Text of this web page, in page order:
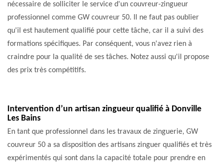
nécessaire de solliciter le service d'un couvreur-zingueur
professionnel comme GW couvreur 50. Il ne faut pas oublier
qu'il est hautement qualifié pour cette tâche, car il a suivi des
formations spécifiques. Par conséquent, vous n'avez rien à
craindre pour la qualité de ses tâches. Notez aussi qu'il propose
des prix très compétitifs.
Intervention d’un artisan zingueur qualifié à Donville
Les Bains
En tant que professionnel dans les travaux de zinguerie, GW
couvreur 50 a sa disposition des artisans zinguer qualifiés et très
expérimentés qui sont dans la capacité totale pour prendre en